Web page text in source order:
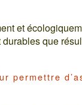
et
que
permettre